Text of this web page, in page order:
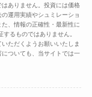
ありません。投資には価格
運用実績やシュミレーショ
、情報の正確性・最新性に
るものではありません。
ただくようお願いいたしま
ついても、当サイトでは一